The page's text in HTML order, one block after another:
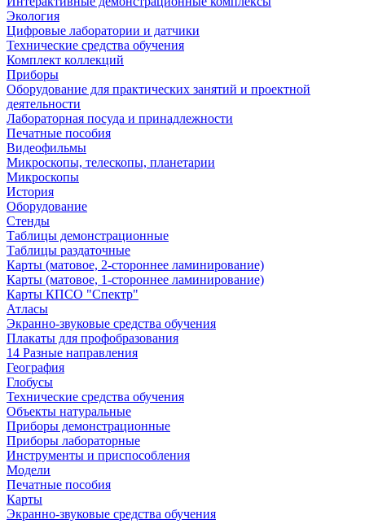
Экология
Цифровые лаборатории и датчики
Технические средства обучения
Комплект коллекций
Приборы
Оборудование для практических занятий и проектной
деятельности
Лабораторная посуда и принадлежности
Печатные пособия
Видеофильмы
Микроскопы, телескопы, планетарии
Микроскопы
История
Оборудование
Стенды
Таблицы демонстрационные
Таблицы раздаточные
Карты (матовое, 2-стороннее ламинирование)
Карты (матовое, 1-стороннее ламинирование)
Карты КПСО "Спектр"
Атласы
Экранно-звуковые средства обучения
Плакаты для профобразования
14 Разные направления
География
Глобусы
Технические средства обучения
Объекты натуральные
Приборы демонстрационные
Приборы лабораторные
Инструменты и приспособления
Модели
Печатные пособия
Карты
Экранно-звуковые средства обучения